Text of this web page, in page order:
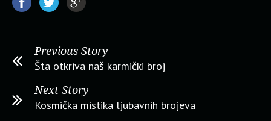
Previous Story
Šta otkriva naš karmički broj
Next Story
Kosmička mistika ljubavnih brojeva